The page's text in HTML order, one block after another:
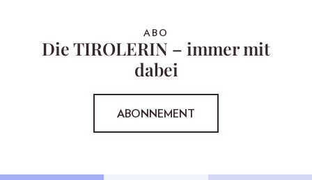
ABO
Die TIROLERIN – immer mit
dabei
ABONNEMENT